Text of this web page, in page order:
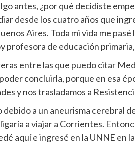
antes, ¿por qué decidiste
desde los cuatro años que
Aires. Toda mi vida me
profesora de educación
entre las que puedo citar
concluirla, porque en esa
y nos trasladamos a
debido a un aneurisma cerebral
a viajar a Corrientes.
aquí e ingresé en la UNNE en